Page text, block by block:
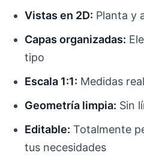
Vistas en 2D: Planta y
Capas organizadas:
tipo
Escala 1:1: Medidas
Geometría limpia: Sin
Editable: Totalmente
tus necesidades